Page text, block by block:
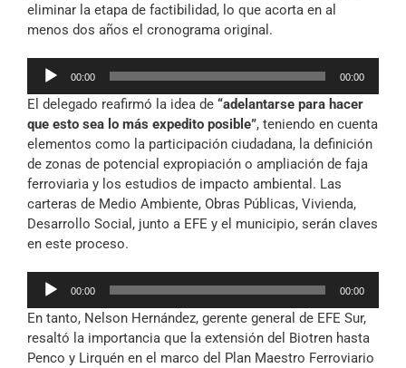
eliminar la etapa de factibilidad, lo que acorta en al
menos dos años el cronograma original.
Reproductor
audio
00:00 00:00
El delegado reafirmó la idea de “adelantarse para hacer
que esto sea lo más expedito posible”, teniendo en cuenta
elementos como la participación ciudadana, la definición
de zonas de potencial expropiación o ampliación de faja
ferroviaria y los estudios de impacto ambiental. Las
carteras de Medio Ambiente, Obras Públicas, Vivienda,
Desarrollo Social, junto a EFE y el municipio, serán claves
en este proceso.
Reproductor
audio
00:00 00:00
En tanto, Nelson Hernández, gerente general de EFE Sur,
resaltó la importancia que la extensión del Biotren hasta
Penco y Lirquén en el marco del Plan Maestro Ferroviario